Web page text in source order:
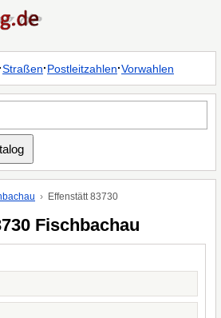
·Straßen·Postleitzahlen·Vorwahlen
Effenstätt 83730
Fischbachau